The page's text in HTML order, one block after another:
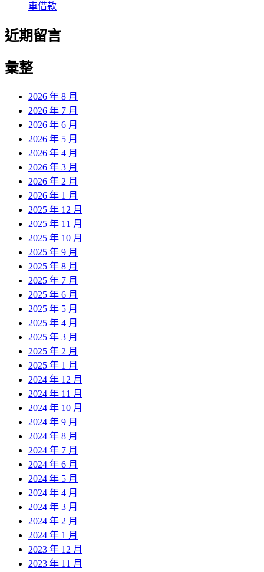
車借款
近期留言
彙整
2026 年 8 月
2026 年 7 月
2026 年 6 月
2026 年 5 月
2026 年 4 月
2026 年 3 月
2026 年 2 月
2026 年 1 月
2025 年 12 月
2025 年 11 月
2025 年 10 月
2025 年 9 月
2025 年 8 月
2025 年 7 月
2025 年 6 月
2025 年 5 月
2025 年 4 月
2025 年 3 月
2025 年 2 月
2025 年 1 月
2024 年 12 月
2024 年 11 月
2024 年 10 月
2024 年 9 月
2024 年 8 月
2024 年 7 月
2024 年 6 月
2024 年 5 月
2024 年 4 月
2024 年 3 月
2024 年 2 月
2024 年 1 月
2023 年 12 月
2023 年 11 月